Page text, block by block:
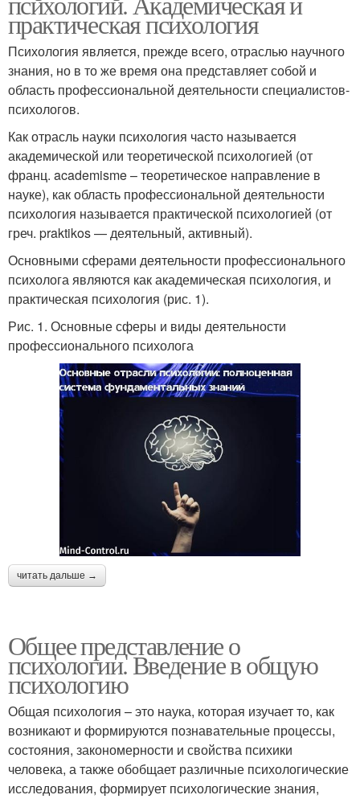
практическая психология
Психология является, прежде всего, отраслью научного
знания, но в то же время она представляет собой и
область профессиональной деятельности специалистов-
психологов.
Как отрасль науки психология часто называется
академической или теоретической психологией (от
франц. academisme – теоретическое направление в
науке), как область профессиональной деятельности
психология называется практической психологией (от
греч. praktikos — деятельный, активный).
Основными сферами деятельности профессионального
психолога являются как академическая психология, и
практическая психология (рис. 1).
Рис. 1. Основные сферы и виды деятельности
профессионального психолога
читать дальше →
Общее представление о
психологии. Введение в общую
психологию
Общая психология – это наука, которая изучает то, как
возникают и формируются познавательные процессы,
состояния, закономерности и свойства психики
человека, а также обобщает различные психологические
исследования, формирует психологические знания,